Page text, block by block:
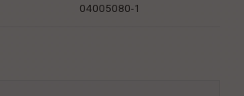
04005080-1